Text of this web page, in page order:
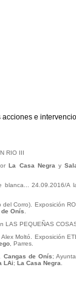
e
RIO III
La Casa Negra y
blanca... 24.09.2016/
del Corro). Exposición
Onís
LAS PEQUEÑAS
Moltó. Exposición
, Parres.
Cangas de Onís;
LAi; La Casa Negra